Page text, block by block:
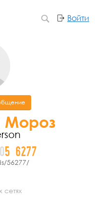
Войти
Мороз
5 6277
56277/
сетях